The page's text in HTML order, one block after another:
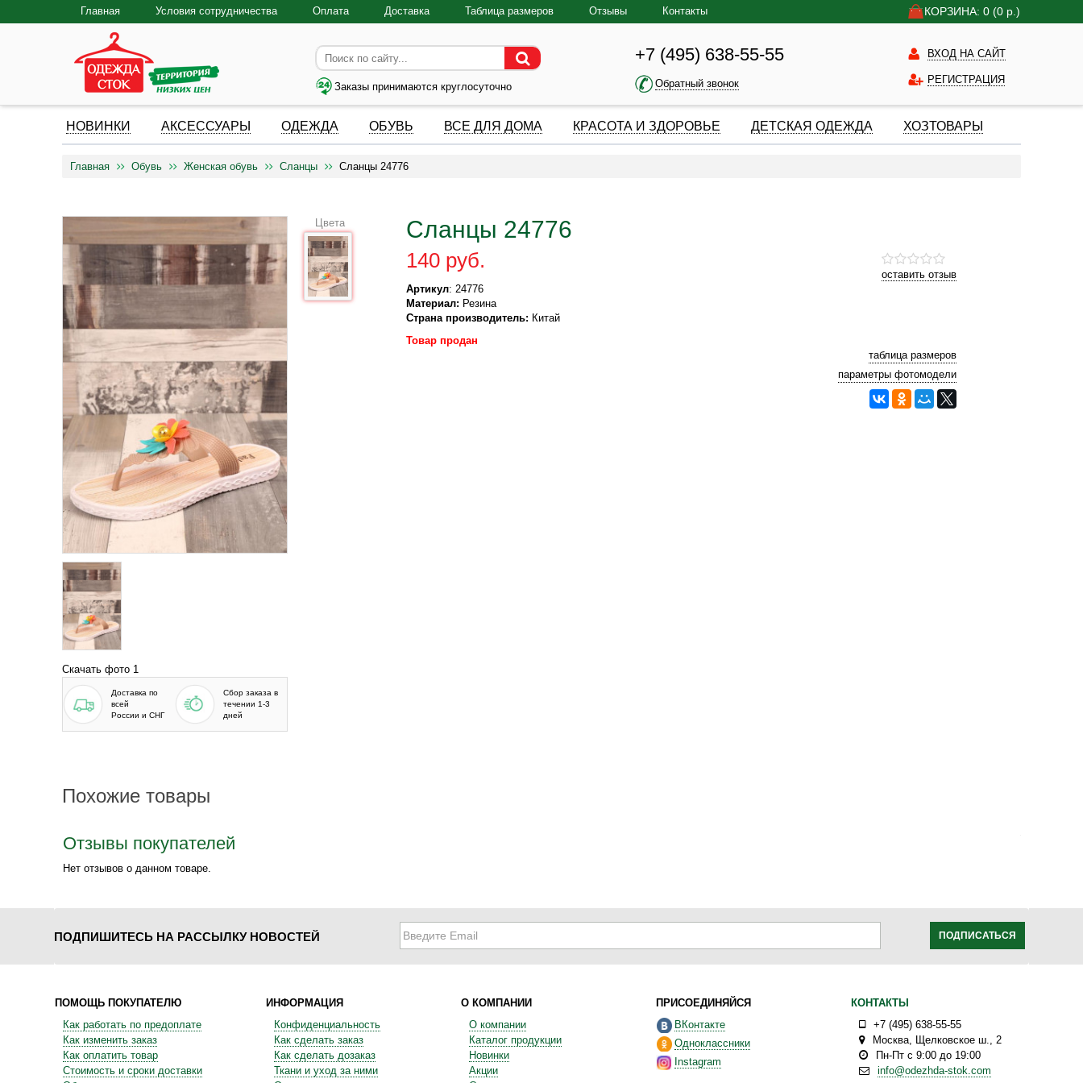
КОРЗИНА: 0 (0 р.)
Главная Условия сотрудничества Оплата Доставка Таблица размеров Отзывы Контакты
Заказы принимаются круглосуточно
+7 (495) 638-55-55
Обратный звонок
ВХОД НА САЙТ
РЕГИСТРАЦИЯ
НОВИНКИ АКСЕССУАРЫ ОДЕЖДА ОБУВЬ ВСЕ ДЛЯ ДОМА КРАСОТА И ЗДОРОВЬЕ ДЕТСКАЯ ОДЕЖДА ХОЗТОВАРЫ
Главная Обувь Женская обувь Сланцы Сланцы 24776
Скачать фото 1
Доставка по
всей
России и СНГ
Сбор заказа в
течении 1-3
дней
Сланцы 24776
оставить отзыв
140 руб.
Артикул: 24776
Материал: Резина
Страна производитель: Китай
Цвета
Товар продан
таблица размеров
параметры фотомодели
Похожие товары
Отзывы покупателей
Нет отзывов о данном товаре.
ПОДПИШИТЕСЬ НА РАССЫЛКУ НОВОСТЕЙ ПОДПИСАТЬСЯ
ПОМОЩЬ ПОКУПАТЕЛЮ
Как работать по предоплате
Как изменить заказ
Как оплатить товар
Стоимость и сроки доставки
ИНФОРМАЦИЯ
Конфиденциальность
Как сделать заказ
Как сделать дозаказ
Ткани и уход за ними
О КОМПАНИИ
О компании
Каталог продукции
Новинки
Акции
ПРИСОЕДИНЯЙСЯ
ВКонтакте
Одноклассники
Instagram
КОНТАКТЫ
+7 (495) 638-55-55
Москва, Щелковское ш., 2
Пн-Пт с 9:00 до 19:00
info@odezhda-stok.com